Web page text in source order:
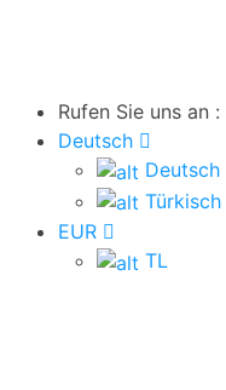
Rufen Sie uns an :
Deutsch
Deutsch
Türkisch
EUR
TL